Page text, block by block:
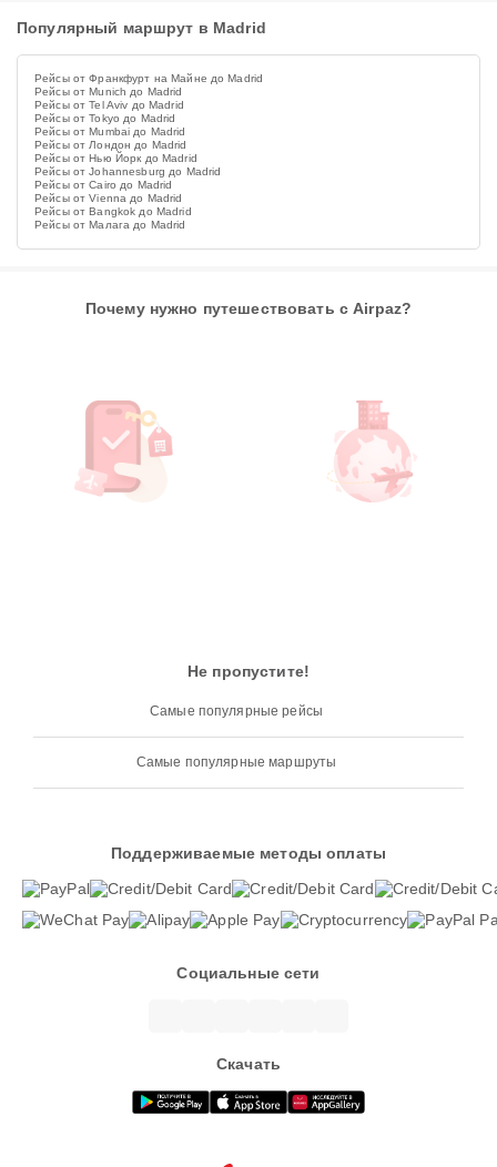
Популярный маршрут в Madrid
Рейсы от Франкфурт на Майне до Madrid
Рейсы от Munich до Madrid
Рейсы от Tel Aviv до Madrid
Рейсы от Tokyo до Madrid
Рейсы от Mumbai до Madrid
Рейсы от Лондон до Madrid
Рейсы от Нью Йорк до Madrid
Рейсы от Johannesburg до Madrid
Рейсы от Cairo до Madrid
Рейсы от Vienna до Madrid
Рейсы от Bangkok до Madrid
Рейсы от Малага до Madrid
Почему нужно путешествовать с Airpaz?
Не пропустите!
Самые популярные рейсы
Самые популярные маршруты
Поддерживаемые методы оплаты
Социальные сети
Скачать